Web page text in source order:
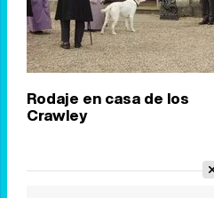
Rodaje en casa de los
Crawley